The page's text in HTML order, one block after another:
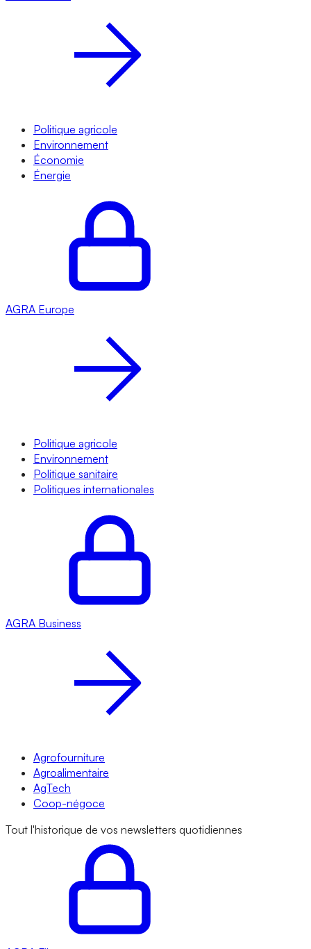
Politique agricole
Environnement
Économie
Énergie
AGRA Europe
Politique agricole
Environnement
Politique sanitaire
Politiques internationales
AGRA Business
Agrofourniture
Agroalimentaire
AgTech
Coop-négoce
Tout l'historique de vos newsletters quotidiennes